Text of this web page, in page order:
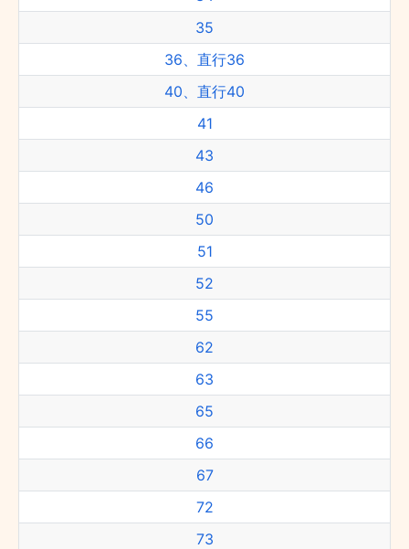
35
36、直行36
40、直行40
41
43
46
50
51
52
55
62
63
65
66
67
72
73